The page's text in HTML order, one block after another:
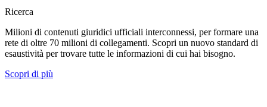
Ricerca
Milioni di contenuti giuridici ufficiali interconnessi, per formare una
rete di oltre 70 milioni di collegamenti. Scopri un nuovo standard di
esaustività per trovare tutte le informazioni di cui hai bisogno.
Scopri di più